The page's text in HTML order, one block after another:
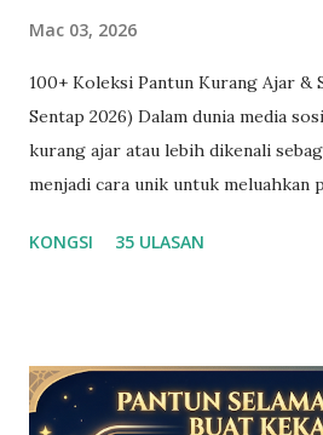
Mac 03, 2026
100+ Koleksi Pantun Kurang Ajar &
Sentap 2026) Dalam dunia media
kurang ajar atau lebih dikenali
menjadi cara unik untuk meluahkan
kata musuh, penggunaan pantun
Ingat, pantun ini hanyalah sekadar
bermaksud untuk menghina sesiapa
KONGSI 35 ULASAN